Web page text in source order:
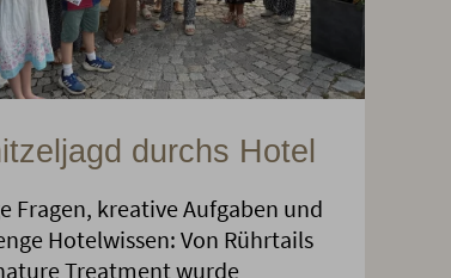
durchs Hotel
Fragen, kreative Aufgaben und
Hotelwissen: Von Rührtails
Treatment wurde